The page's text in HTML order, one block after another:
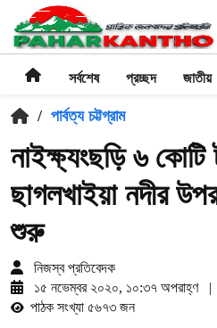
সর্বশেষ প্রচ্ছদ জাতীয়
/ পার্বত্য চট্টগ্রাম
নাইক্ষ্যংছড়ি ৬ কোটি
ছাগলখাইয়া নদীর
শুরু
নিজস্ব প্রতিবেদক
১৫ নভেম্বর ২০২০, ১০:৩৭ অপরাহ্ণ
|
পাঠক সংখ্যা ৫৬৭৩ জন